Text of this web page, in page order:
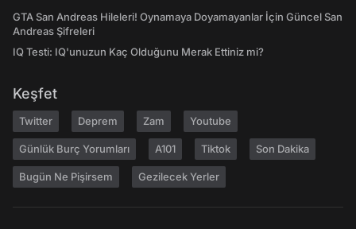
GTA San Andreas Hileleri! Oynamaya Doyamayanlar İçin Güncel San
Andreas Şifreleri
IQ Testi: IQ'unuzun Kaç Olduğunu Merak Ettiniz mi?
Keşfet
Twitter Deprem Zam Youtube
Günlük Burç Yorumları A101 Tiktok Son Dakika
Bugün Ne Pişirsem Gezilecek Yerler